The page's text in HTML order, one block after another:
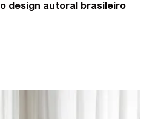
design autoral brasileiro